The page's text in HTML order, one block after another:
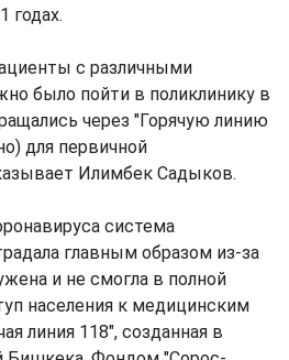
годах.
с различными
было пойти в поликлинику в
через "Горячую линию
для первичной
Илимбек Садыков.
система
главным образом из-за
и не смогла в полной
населения к медицинским
линия 118", созданная в